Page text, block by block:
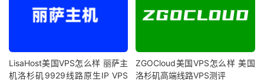
LisaHost美国VPS怎么样 丽萨主
机洛杉矶9929线路原生IP VPS
ZGOCloud美国VPS怎么样 美国
洛杉矶高端线路VPS测评